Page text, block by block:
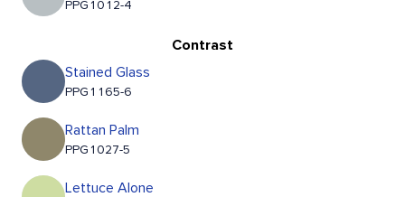
PPG1012-4
Contrast
Stained Glass
PPG1165-6
Rattan Palm
PPG1027-5
Lettuce Alone